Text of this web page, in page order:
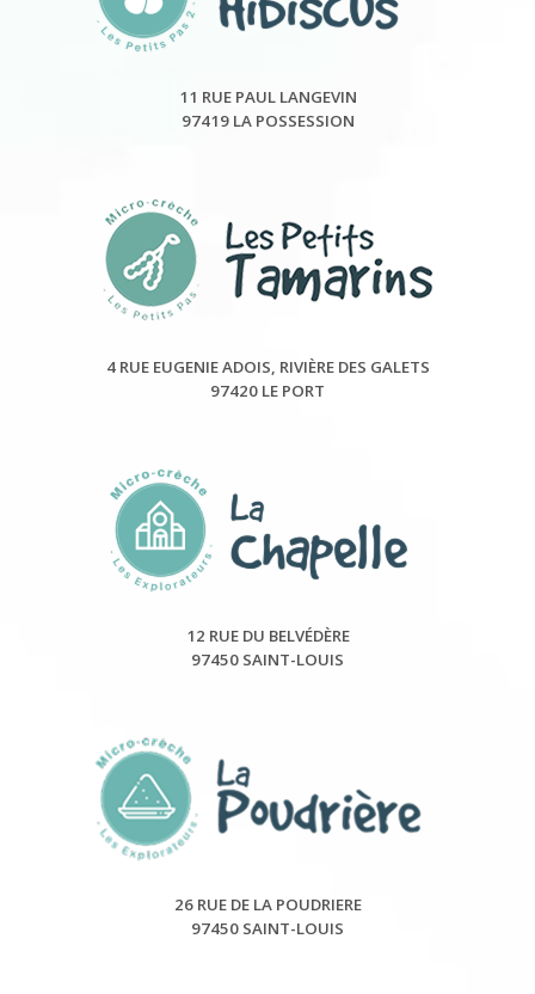
11 RUE PAUL LANGEVIN
97419 LA POSSESSION
4 RUE EUGENIE ADOIS, RIVIÈRE DES GALETS
97420 LE PORT
12 RUE DU BELVÉDÈRE
97450 SAINT-LOUIS
26 RUE DE LA POUDRIERE
97450 SAINT-LOUIS